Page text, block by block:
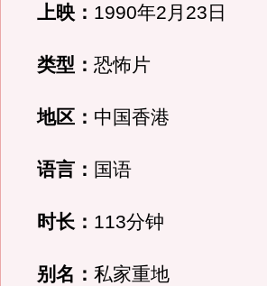
上映： 1990年2月23日
类型： 恐怖片
地区： 中国香港
语言： 国语
时长： 113分钟
别名： 私家重地